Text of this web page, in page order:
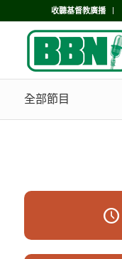
收聽基督教廣播
全部節目